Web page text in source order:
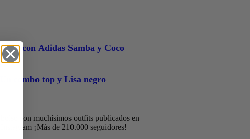
Look con Adidas Samba y Coco
negro
Un combo top y Lisa negro
con muchísimos outfits publicados en
¡Más de 210.000 seguidores!